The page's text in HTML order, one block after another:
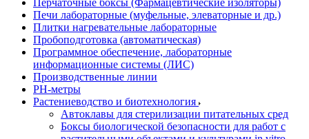
Перчаточные боксы (Фармацевтические изоляторы)
Печи лабораторные (муфельные, элеваторные и др.)
Плитки нагревательные лабораторные
Пробоподготовка (автоматическая)
Программное обеспечение, лабораторные
информационные системы (ЛИС)
Производственные линии
РH-метры
Растениеводство и биотехнология
Автоклавы для стерилизации питательных сред
Боксы биологической безопасности для работ с